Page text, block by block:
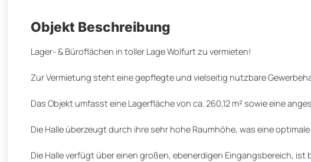
Objekt Beschreibung
Lager- & Büroflächen in toller Lage Wolfurt zu vermieten!
Zur Vermietung steht eine gepflegte und vielseitig nutzbare
Das Objekt umfasst eine Lagerfläche von ca. 260,12 m² sowie eine
Die Halle überzeugt durch ihre sehr hohe Raumhöhe, was eine
Die Halle verfügt über einen großen, ebenerdigen Eingangsbereich,